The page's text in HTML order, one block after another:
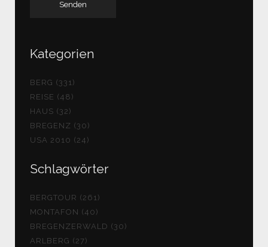
Kategorien
BERG (331)
REISE (48)
HAUS (32)
BREGENZ (30)
USA 2010 (24)
Schlagwörter
BERGTOUR (261)
MONTAFON (40)
BREGENZERWALD (30)
ARLBERG (27)